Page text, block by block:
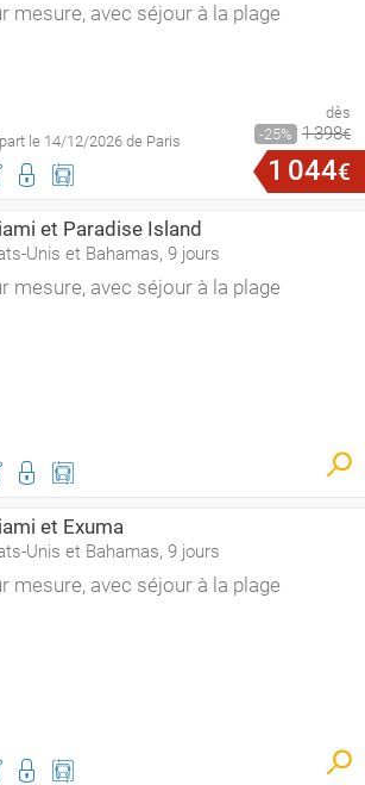
mesure, avec séjour à la plage
le 14/12/2026 de Paris
dès
25
1398€
1 044€
et Paradise Island
Unis et Bahamas, 9 jours
mesure, avec séjour à la plage
et Exuma
Unis et Bahamas, 9 jours
mesure, avec séjour à la plage